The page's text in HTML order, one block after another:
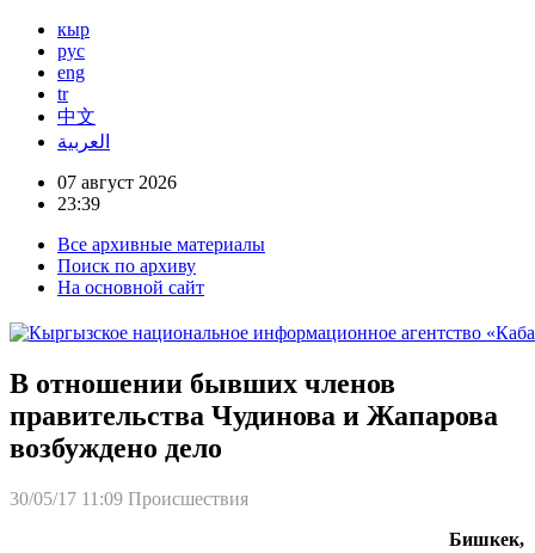
кыр
рус
eng
tr
中文
العربية
07 август 2026
23:39
Все архивные материалы
Поиск по архиву
На основной сайт
В отношении бывших членов
правительства Чудинова и Жапарова
возбуждено дело
30/05/17 11:09 Происшествия
Бишкек,